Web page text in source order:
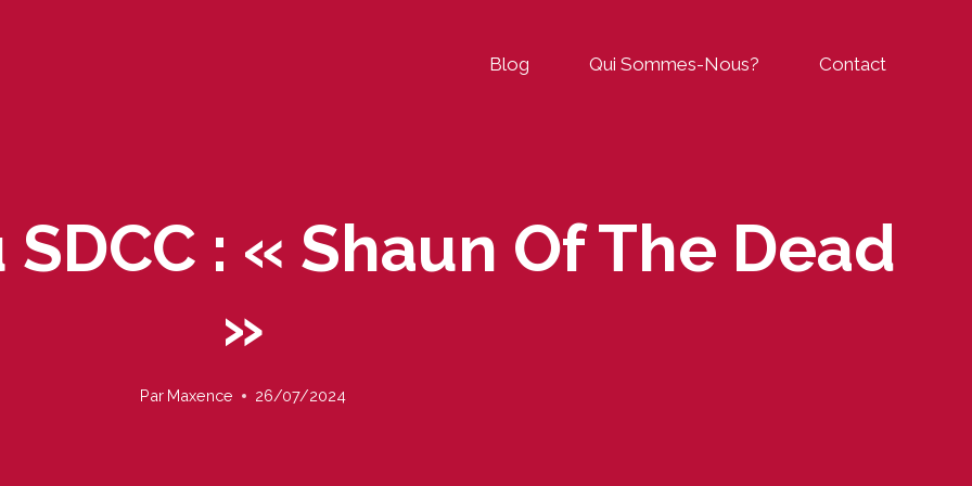
Blog Qui Sommes-Nous? Contact
: « Shaun Of The Dead
»
Par Maxence 26/07/2024